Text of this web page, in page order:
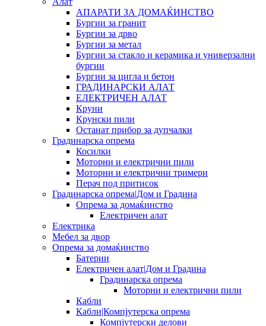
АПАРАТИ ЗА ДОМАЌИНСТВО
Бургии за гранит
Бургии за дрво
Бургии за метал
Бургии за стакло и керамика и универзални
бургии
Бургии за цигла и бетон
ГРАДИНАРСКИ АЛАТ
ЕЛЕКТРИЧЕН АЛАТ
Круни
Крунски пили
Останат прибор за дупчалки
Градинарска опрема
Косилки
Моторни и електрични пили
Моторни и електрични тримери
Перач под притисок
Градинарска опрема|Дом и Градина
Опрема за домаќинство
Електричен алат
Електрика
Мебел за двор
Опрема за домаќинство
Батерии
Електричен алат|Дом и Градина
Градинарска опрема
Моторни и електрични пили
Кабли
Кабли|Компјутерска опрема
Компјутерски делови